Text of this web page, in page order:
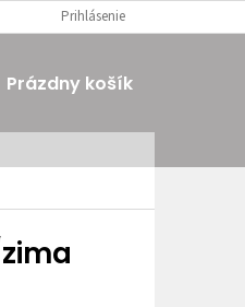
Prihlásenie
NÁKUPNÝ
Prázdny košík